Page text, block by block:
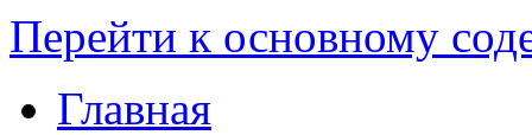
Перейти к основному
Главная